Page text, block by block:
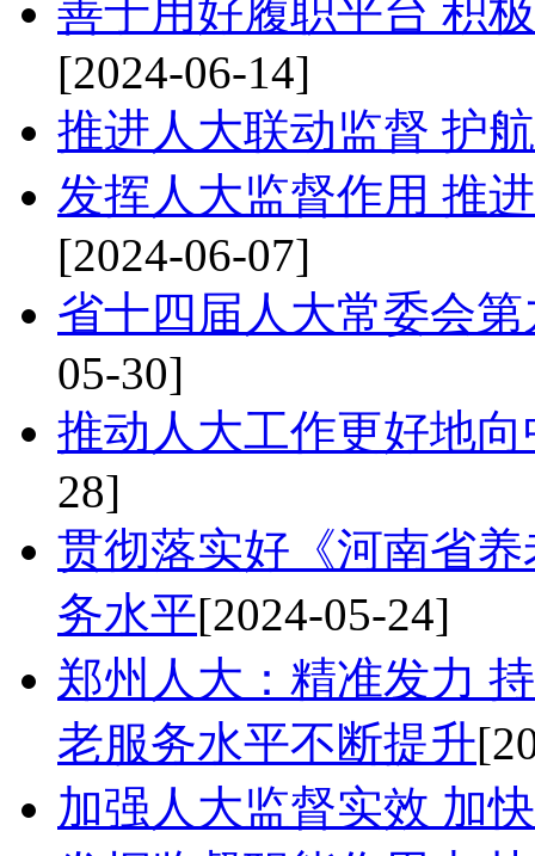
善于用好履职平台 积
[2024-06-14]
推进人大联动监督 护
发挥人大监督作用 推
[2024-06-07]
省十四届人大常委会
05-30]
推动人大工作更好地
28]
贯彻落实好《河南省
务水平[2024-05-24]
郑州人大：精准发力
老服务水平不断提升
加强人大监督实效 加